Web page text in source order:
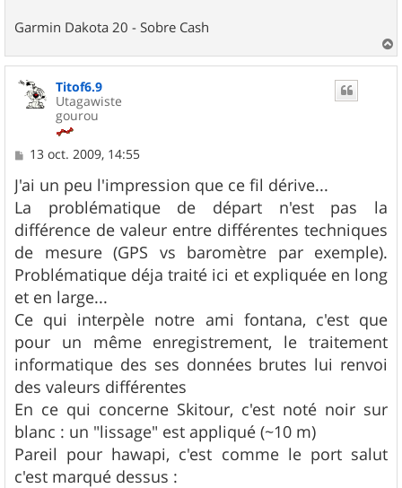
Garmin Dakota 20 - Sobre Cash
a
Titof6.9
Utagawiste
gourou
M
s
s
a
g
e
13 oct. 2009, 14:55
J'ai un peu l'impression que ce fil dérive...
La problématique de départ n'est pas la
différence de valeur entre différentes techniques
de mesure (GPS vs baromètre par exemple).
Problématique déja traité ici et expliquée en long
et en large...
Ce qui interpèle notre ami fontana, c'est que
pour un même enregistrement, le traitement
informatique des ses données brutes lui renvoi
des valeurs différentes
En ce qui concerne Skitour, c'est noté noir sur
blanc : un "lissage" est appliqué (~10 m)
Pareil pour hawapi, c'est comme le port salut
c'est marqué dessus :